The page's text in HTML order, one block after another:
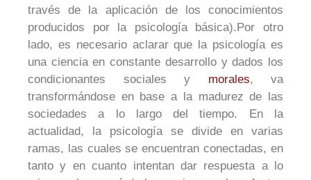
través de la aplicación de los conocimientos
producidos por la psicología básica).Por otro
lado, es necesario aclarar que la psicología es
una ciencia en constante desarrollo y dados los
condicionantes sociales y morales, va
transformándose en base a la madurez de las
sociedades a lo largo del tiempo. En la
actualidad, la psicología se divide en varias
ramas, las cuales se encuentran conectadas, en
tanto y en cuanto intentan dar respuesta a lo